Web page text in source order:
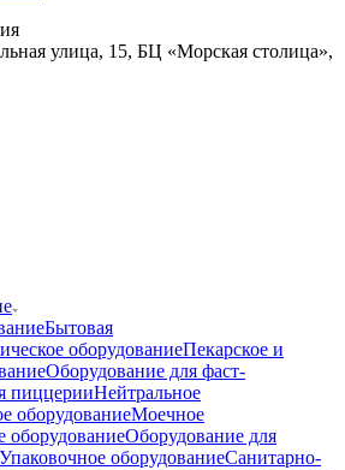
улица, 15, БЦ «Морская столица»,
Бытовая
оборудованиеПекарское и
Оборудование для фаст-
пиццерииНейтральное
оборудованиеМоечное
оборудованиеОборудование для
Упаковочное оборудованиеСанитарно-